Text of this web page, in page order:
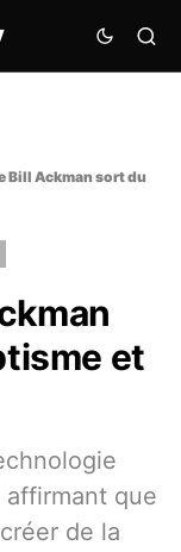
Bill Ackman sort du
et
que
de la